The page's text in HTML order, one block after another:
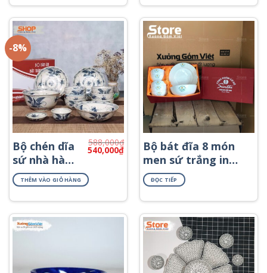
-8%
Bộ chén dĩa
sứ nhà hàng
cổ truyền
BD12-12
588,000₫
Giá
gốc
588,000₫.
540,000₫Giá
540,000₫.
THÊM VÀO GIỎ HÀNG
Bộ bát đĩa 8 món
men sứ trắng in
logo BD-01
ĐỌC TIẾP